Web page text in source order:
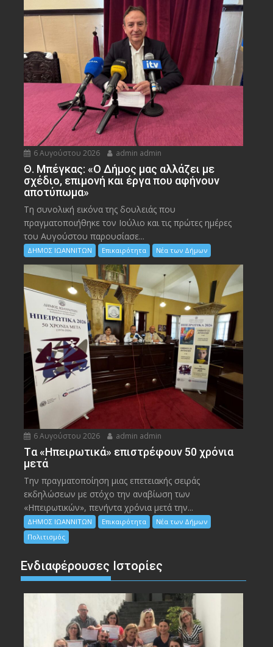
6 Αυγούστου 2026 admin admin
Θ. Μπέγκας: «Ο Δήμος μας αλλάζει με
σχέδιο, επιμονή και έργα που αφήνουν
αποτύπωμα»
Τη συνολική εικόνα της δουλειάς που
πραγματοποιήθηκε τον Ιούλιο και τις πρώτες ημέρες
του Αυγούστου παρουσίασε...
ΔΗΜΟΣ ΙΩΑΝΝΙΤΩΝ Επικαιρότητα Νέα των Δήμων
6 Αυγούστου 2026 admin admin
Tα «Ηπειρωτικά» επιστρέφουν 50 χρόνια
μετά
Την πραγματοποίηση μιας επετειακής σειράς
εκδηλώσεων με στόχο την αναβίωση των
«Ηπειρωτικών», πενήντα χρόνια μετά την...
ΔΗΜΟΣ ΙΩΑΝΝΙΤΩΝ Επικαιρότητα
Νέα των Δήμων
Πολιτισμός
Ενδιαφέρουσες Ιστορίες